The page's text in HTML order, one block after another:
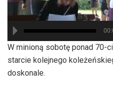
W minioną sobotę ponad 70-
starcie kolejnego
doskonale.